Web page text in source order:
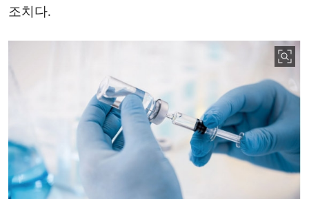
조치다.